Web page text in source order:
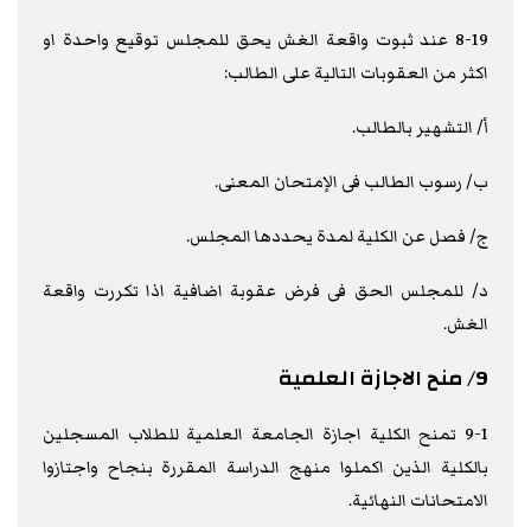
8-19 عند ثبوت واقعة الغش يحق للمجلس توقيع واحدة او
اكثر من العقوبات التالية على الطالب:
أ/ التشهير بالطالب.
ب/ رسوب الطالب فى الإمتحان المعنى.
ج/ فصل عن الكلية لمدة يحددها المجلس.
د/ للمجلس الحق فى فرض عقوبة اضافية اذا تكررت واقعة
الغش.
9/ منح الاجازة العلمية
9-1 تمنح الكلية اجازة الجامعة العلمية للطلاب المسجلين
بالكلية الذين اكملوا منهج الدراسة المقررة بنجاح واجتازوا
الامتحانات النهائية.